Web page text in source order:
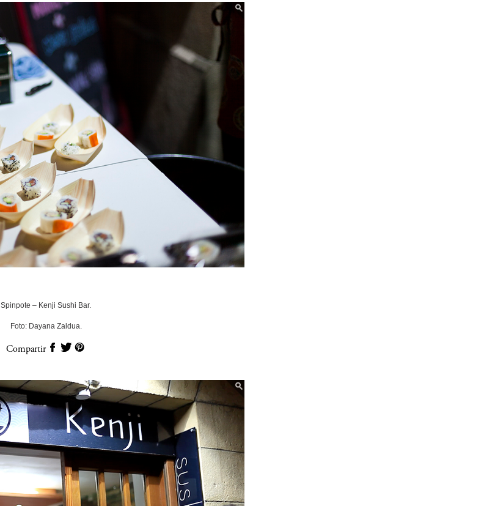
Spinpote – Kenji Sushi Bar.
Foto: Dayana Zaldua.
Compartir